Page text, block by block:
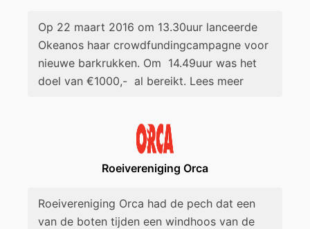
Op 22 maart 2016 om 13.30uur lanceerde
Okeanos haar crowdfundingcampagne voor
nieuwe barkrukken. Om 14.49uur was het
doel van €1000,- al bereikt. Lees meer
Roeivereniging Orca
Roeivereniging Orca had de pech dat een
van de boten tijden een windhoos van de